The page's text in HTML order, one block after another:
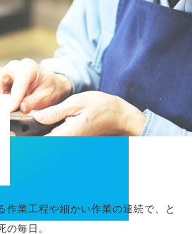
作業工程や細かい作業の連続で、と
の毎日。